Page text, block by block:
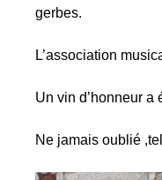
gerbes.
L’association
Un vin d’honneur a
Ne jamais oublié